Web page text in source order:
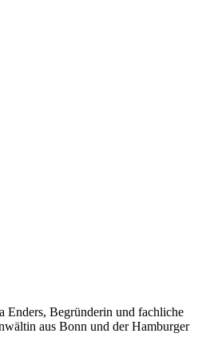
Enders, Begründerin und fachliche
aus Bonn und der Hamburger